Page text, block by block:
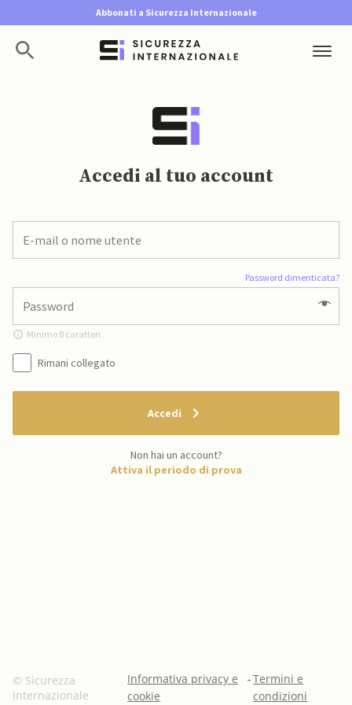
Abbonati a Sicurezza Internazionale
Accedi al tuo account
Password dimenticata?
Minimo 8 caratteri
Rimani collegato
Accedi
Non hai un account?
Attiva il periodo di prova
© Sicurezza
internazionale
Informativa privacy e
cookie
-Termini e
condizioni